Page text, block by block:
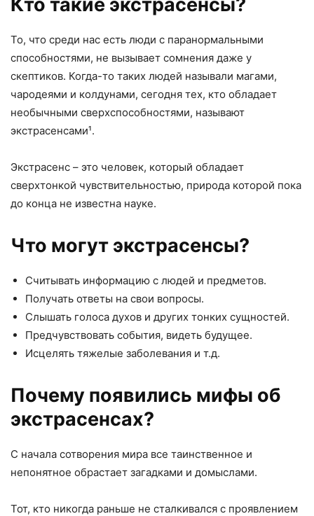
То, что среди нас есть люди с паранормальными
способностями, не вызывает сомнения даже у
скептиков. Когда-то таких людей называли магами,
чародеями и колдунами, сегодня тех, кто обладает
необычными сверхспособностями, называют
экстрасенсами¹.
Экстрасенс – это человек, который обладает
сверхтонкой чувствительностью, природа которой пока
до конца не известна науке.
Что могут экстрасенсы?
Считывать информацию с людей и предметов.
Получать ответы на свои вопросы.
Слышать голоса духов и других тонких сущностей.
Предчувствовать события, видеть будущее.
Исцелять тяжелые заболевания и т.д.
Почему появились мифы об
экстрасенсах?
С начала сотворения мира все таинственное и
непонятное обрастает загадками и домыслами.
Тот, кто никогда раньше не сталкивался с проявлением